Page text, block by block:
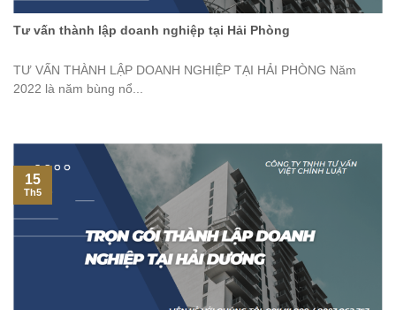
Tư vấn thành lập doanh nghiệp tại Hải Phòng
TƯ VẤN THÀNH LẬP DOANH NGHIỆP TẠI HẢI PHÒNG Năm
2022 là năm bùng nổ...
15
Th5